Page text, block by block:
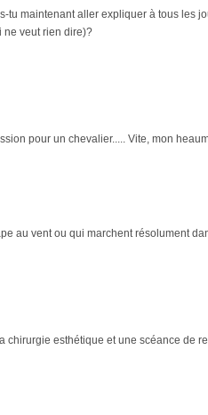
maintenant aller expliquer à tous les
ne veut rien dire)?
pour un chevalier..... Vite, mon
au vent ou qui marchent résolument
chirurgie esthétique et une scéance de